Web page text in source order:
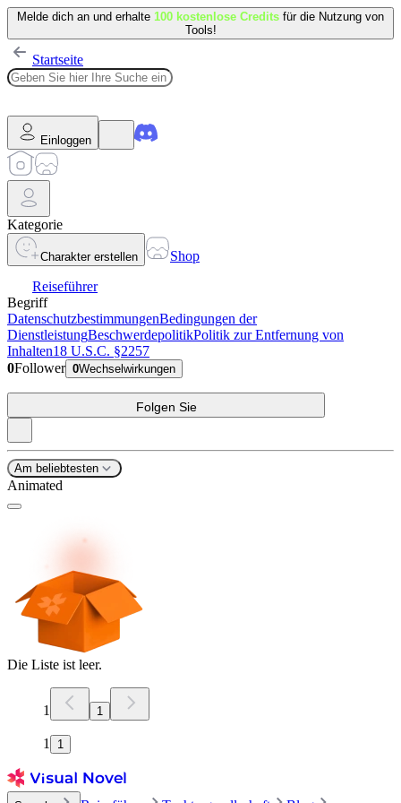
Melde dich an und erhalte 100 kostenlose Credits für die Nutzung von
Tools!
Startseite
Einloggen
Kategorie
Charakter erstellen
Shop
Reiseführer
Begriff
DatenschutzbestimmungenBedingungen der
DienstleistungBeschwerdepolitikPolitik zur Entfernung von
Inhalten18 U.S.C. §2257
0Follower 0Wechselwirkungen
Folgen Sie
Am beliebtesten
Animated
Die Liste ist leer.
1 1
1 1